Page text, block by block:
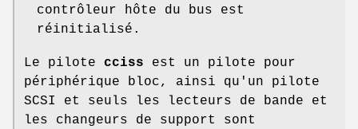
contrôleur hôte du bus est
réinitialisé.
Le pilote cciss est un pilote pour
périphérique bloc, ainsi qu'un pilote
SCSI et seuls les lecteurs de bande et
les changeurs de support sont